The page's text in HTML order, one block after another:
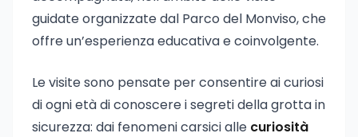
guidate organizzate dal Parco del Monviso, che
offre un’esperienza educativa e coinvolgente.
Le visite sono pensate per consentire ai curiosi
di ogni età di conoscere i segreti della grotta in
sicurezza: dai fenomeni carsici alle curiosità